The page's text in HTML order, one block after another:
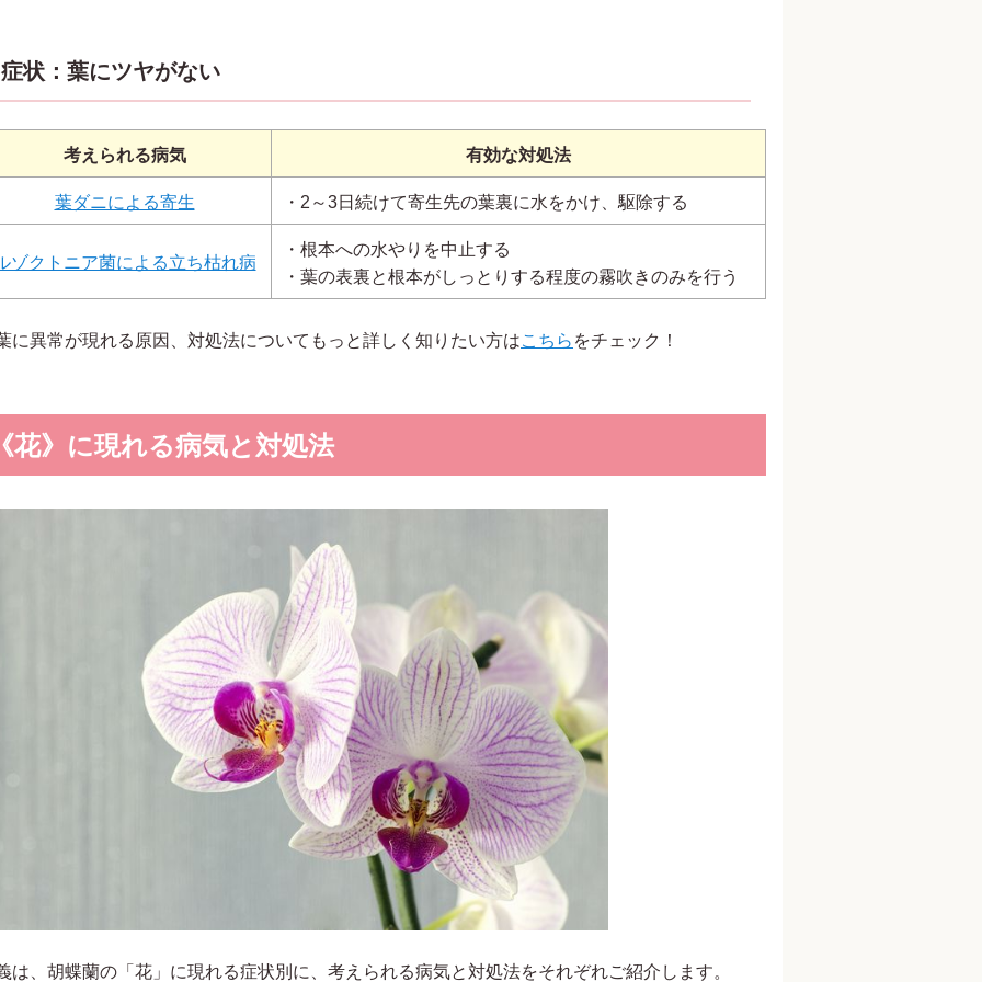
症状：葉にツヤがない
考えられる病気 有効な対処法
葉ダニによる寄生 ・2～3日続けて寄生先の葉裏に水をかけ、駆除する
ゾクトニア菌による立ち枯れ病
・根本への水やりを中止する
・葉の表裏と根本がしっとりする程度の霧吹きのみを行う
に異常が現れる原因、対処法についてもっと詳しく知りたい方はこちら をチェック！
花》に現れる病気と対処法
は、胡蝶蘭の「花」に現れる症状別に、考えられる病気と対処法をそれぞれご紹介します。